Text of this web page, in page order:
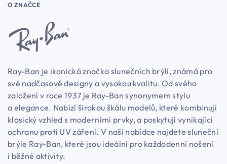
O ZNAČCE
Ray-Ban je ikonická značka slunečních brýlí, známá pro
své nadčasové designy a vysokou kvalitu. Od svého
založení v roce 1937 je Ray-Ban synonymem stylu
a elegance. Nabízí širokou škálu modelů, které kombinují
klasický vzhled s moderními prvky, a poskytují vynikající
ochranu proti UV záření. V naší nabídce najdete sluneční
brýle Ray-Ban, které jsou ideální pro každodenní nošení
i běžné aktivity.